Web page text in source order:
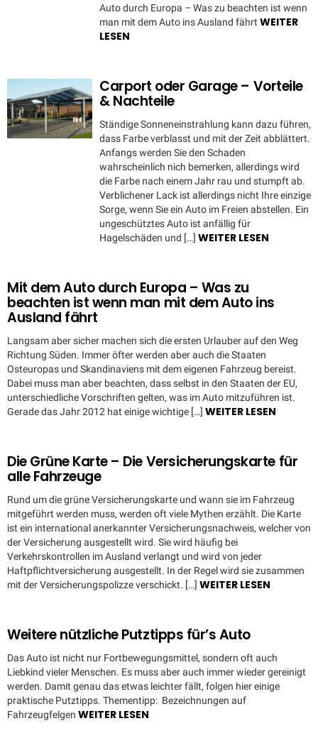
Auto durch Europa – Was zu beachten ist wenn
man mit dem Auto ins Ausland fährt WEITER
LESEN
Carport oder Garage – Vorteile
& Nachteile
Ständige Sonneneinstrahlung kann dazu führen,
dass Farbe verblasst und mit der Zeit abblättert.
Anfangs werden Sie den Schaden
wahrscheinlich nich bemerken, allerdings wird
die Farbe nach einem Jahr rau und stumpft ab.
Verblichener Lack ist allerdings nicht Ihre einzige
Sorge, wenn Sie ein Auto im Freien abstellen. Ein
ungeschütztes Auto ist anfällig für
Hagelschäden und […] WEITER LESEN
Mit dem Auto durch Europa – Was zu
beachten ist wenn man mit dem Auto ins
Ausland fährt
Langsam aber sicher machen sich die ersten Urlauber auf den Weg
Richtung Süden. Immer öfter werden aber auch die Staaten
Osteuropas und Skandinaviens mit dem eigenen Fahrzeug bereist.
Dabei muss man aber beachten, dass selbst in den Staaten der EU,
unterschiedliche Vorschriften gelten, was im Auto mitzuführen ist.
Gerade das Jahr 2012 hat einige wichtige […] WEITER LESEN
Die Grüne Karte – Die Versicherungskarte für
alle Fahrzeuge
Rund um die grüne Versicherungskarte und wann sie im Fahrzeug
mitgeführt werden muss, werden oft viele Mythen erzählt. Die Karte
ist ein international anerkannter Versicherungsnachweis, welcher von
der Versicherung ausgestellt wird. Sie wird häufig bei
Verkehrskontrollen im Ausland verlangt und wird von jeder
Haftpflichtversicherung ausgestellt. In der Regel wird sie zusammen
mit der Versicherungspolizze verschickt. […] WEITER LESEN
Weitere nützliche Putztipps für’s Auto
Das Auto ist nicht nur Fortbewegungsmittel, sondern oft auch
Liebkind vieler Menschen. Es muss aber auch immer wieder gereinigt
werden. Damit genau das etwas leichter fällt, folgen hier einige
praktische Putztipps. Thementipp: Bezeichnungen auf
Fahrzeugfelgen WEITER LESEN